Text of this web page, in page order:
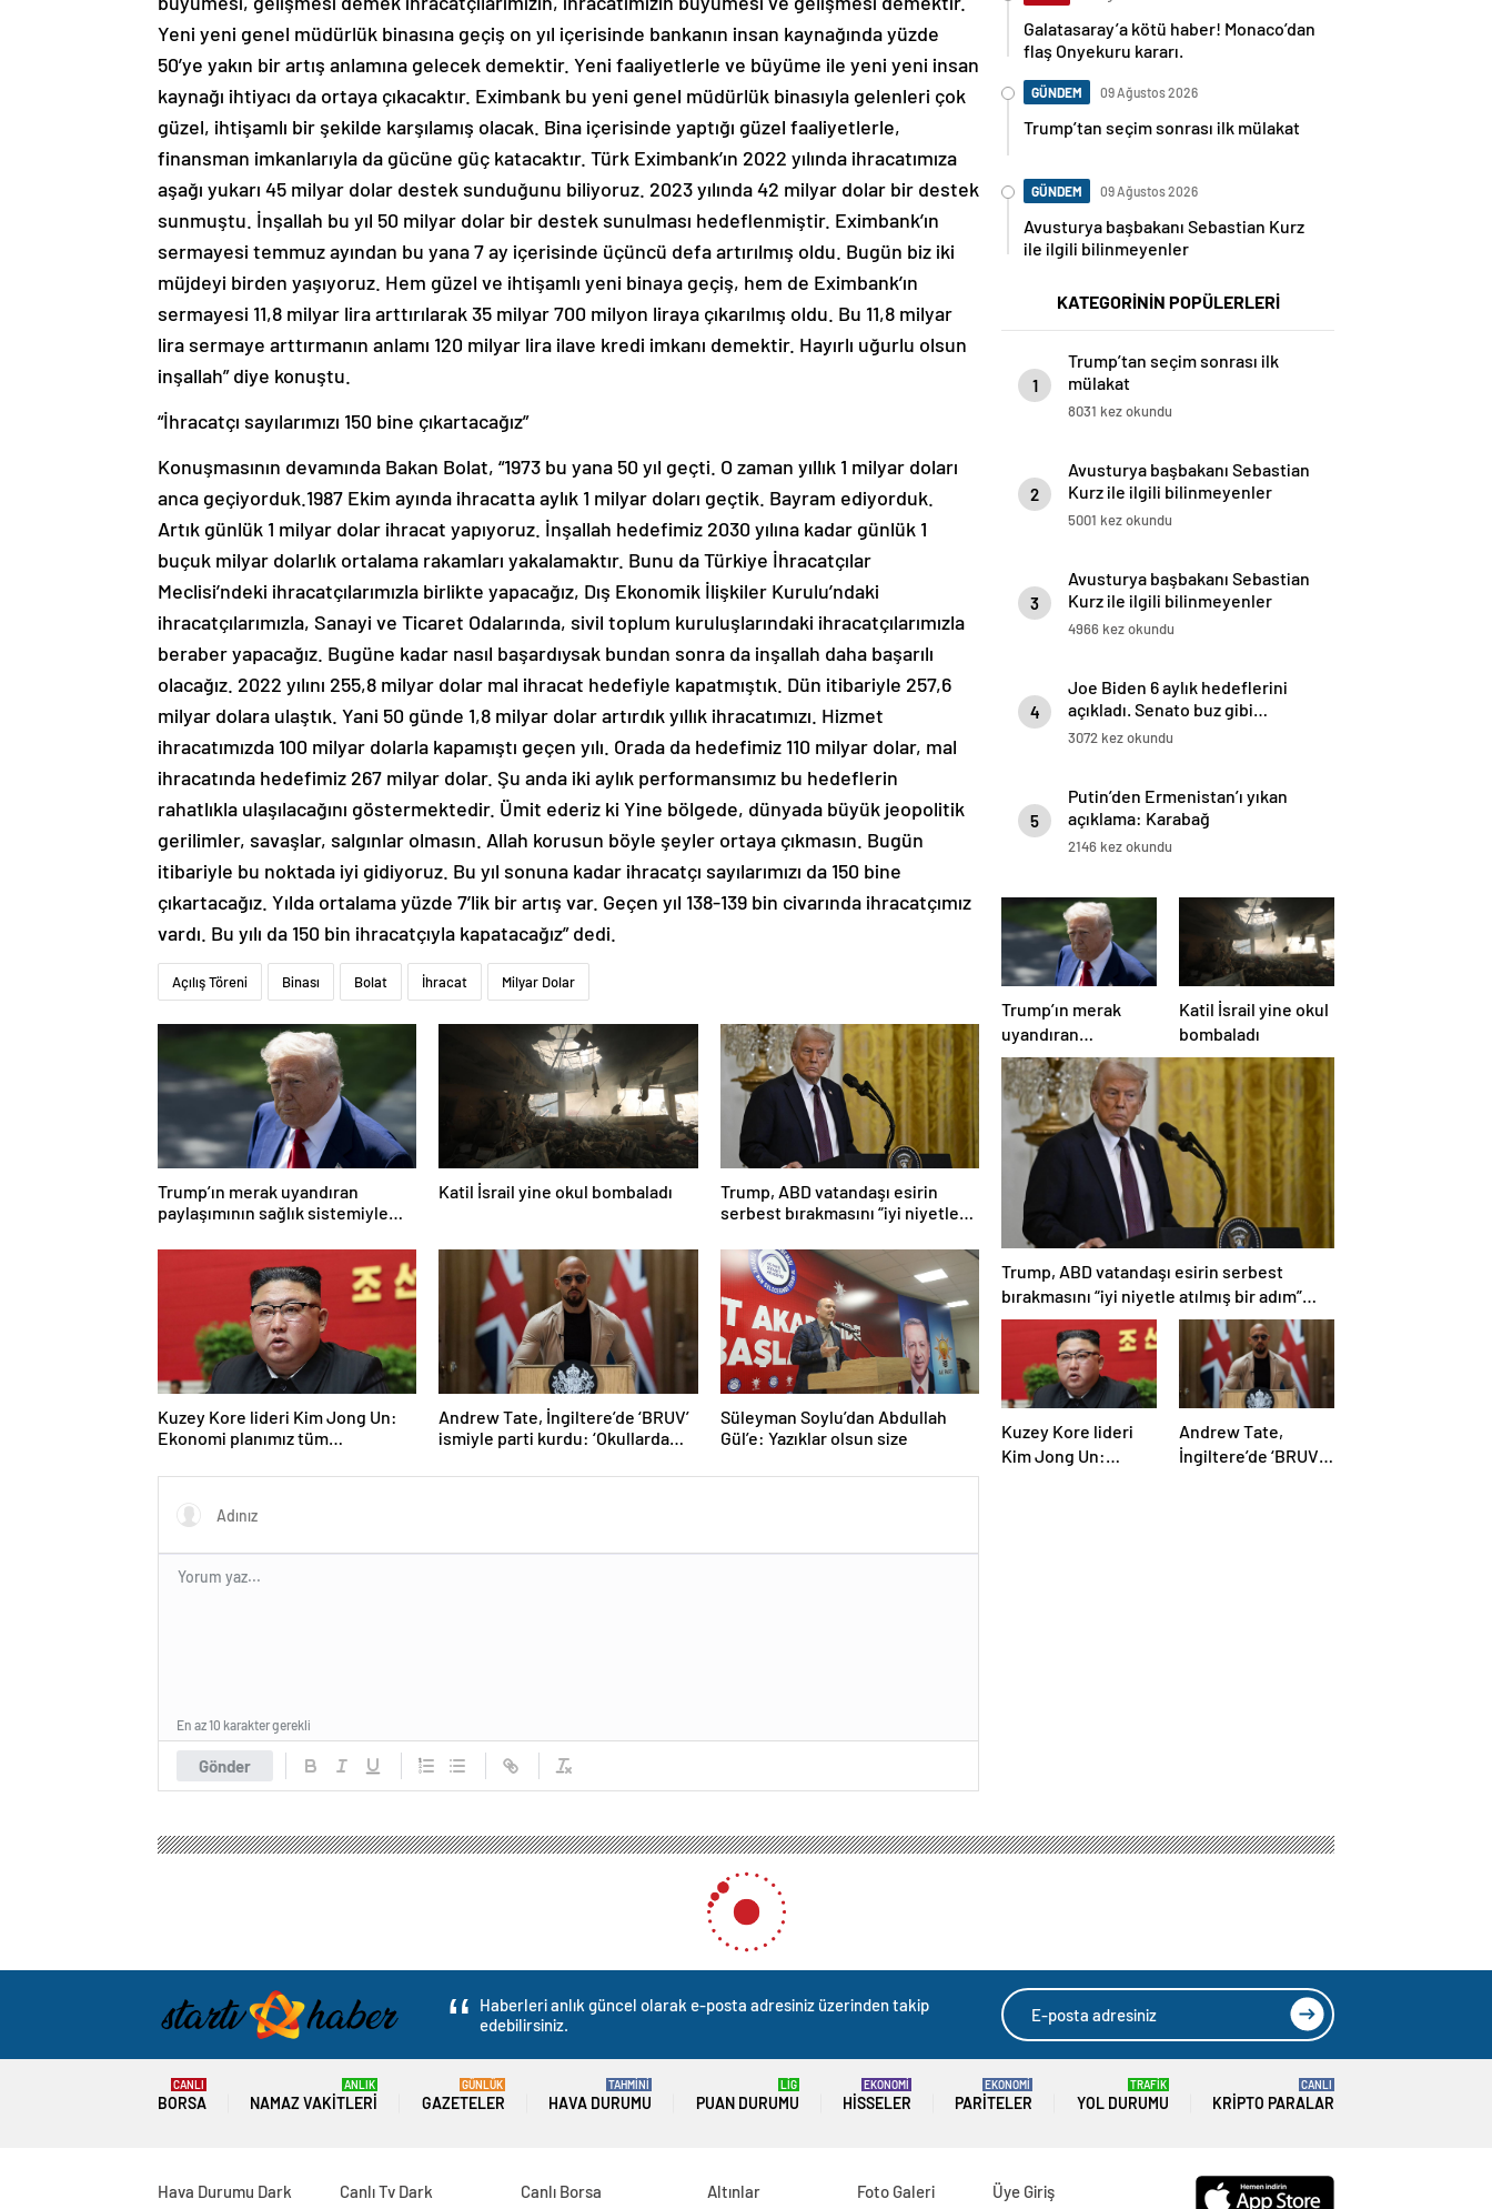
Yeni yeni genel müdürlük binasına geçiş on yıl içerisinde bankanın insan kaynağında yüzde
50’ye yakın bir artış anlamına gelecek demektir. Yeni faaliyetlerle ve büyüme ile yeni yeni insan
kaynağı ihtiyacı da ortaya çıkacaktır. Eximbank bu yeni genel müdürlük binasıyla gelenleri çok
güzel, ihtişamlı bir şekilde karşılamış olacak. Bina içerisinde yaptığı güzel faaliyetlerle,
finansman imkanlarıyla da gücüne güç katacaktır. Türk Eximbank’ın 2022 yılında ihracatımıza
aşağı yukarı 45 milyar dolar destek sunduğunu biliyoruz. 2023 yılında 42 milyar dolar bir destek
sunmuştu. İnşallah bu yıl 50 milyar dolar bir destek sunulması hedeflenmiştir. Eximbank’ın
sermayesi temmuz ayından bu yana 7 ay içerisinde üçüncü defa artırılmış oldu. Bugün biz iki
müjdeyi birden yaşıyoruz. Hem güzel ve ihtişamlı yeni binaya geçiş, hem de Eximbank’ın
sermayesi 11,8 milyar lira arttırılarak 35 milyar 700 milyon liraya çıkarılmış oldu. Bu 11,8 milyar
lira sermaye arttırmanın anlamı 120 milyar lira ilave kredi imkanı demektir. Hayırlı uğurlu olsun
inşallah” diye konuştu.
“İhracatçı sayılarımızı 150 bine çıkartacağız”
Konuşmasının devamında Bakan Bolat, “1973 bu yana 50 yıl geçti. O zaman yıllık 1 milyar doları
anca geçiyorduk.1987 Ekim ayında ihracatta aylık 1 milyar doları geçtik. Bayram ediyorduk.
Artık günlük 1 milyar dolar ihracat yapıyoruz. İnşallah hedefimiz 2030 yılına kadar günlük 1
buçuk milyar dolarlık ortalama rakamları yakalamaktır. Bunu da Türkiye İhracatçılar
Meclisi’ndeki ihracatçılarımızla birlikte yapacağız, Dış Ekonomik İlişkiler Kurulu’ndaki
ihracatçılarımızla, Sanayi ve Ticaret Odalarında, sivil toplum kuruluşlarındaki ihracatçılarımızla
beraber yapacağız. Bugüne kadar nasıl başardıysak bundan sonra da inşallah daha başarılı
olacağız. 2022 yılını 255,8 milyar dolar mal ihracat hedefiyle kapatmıştık. Dün itibariyle 257,6
milyar dolara ulaştık. Yani 50 günde 1,8 milyar dolar artırdık yıllık ihracatımızı. Hizmet
ihracatımızda 100 milyar dolarla kapamıştı geçen yılı. Orada da hedefimiz 110 milyar dolar, mal
ihracatında hedefimiz 267 milyar dolar. Şu anda iki aylık performansımız bu hedeflerin
rahatlıkla ulaşılacağını göstermektedir. Ümit ederiz ki Yine bölgede, dünyada büyük jeopolitik
gerilimler, savaşlar, salgınlar olmasın. Allah korusun böyle şeyler ortaya çıkmasın. Bugün
itibariyle bu noktada iyi gidiyoruz. Bu yıl sonuna kadar ihracatçı sayılarımızı da 150 bine
çıkartacağız. Yılda ortalama yüzde 7’lik bir artış var. Geçen yıl 138-139 bin civarında ihracatçımız
vardı. Bu yılı da 150 bin ihracatçıyla kapatacağız” dedi.
Açılış Töreni Binası Bolat İhracat Milyar Dolar
Trump’ın merak uyandıran
paylaşımının sağlık sistemiyle
Katil İsrail yine okul bombaladı
Trump, ABD vatandaşı esirin
serbest bırakmasını “iyi niyetle
değerlendirdi
Kuzey Kore lideri Kim Jong Un:
Ekonomi planımız tüm
Andrew Tate, İngiltere’de ‘BRUV’
ismiyle parti kurdu: ‘Okullarda
yasaklayacağız’
Süleyman Soylu’dan Abdullah
Gül’e: Yazıklar olsun size
Gönder
En az 10 karakter gerekli
Galatasaray’a kötü haber! Monaco’dan
flaş Onyekuru kararı.
GÜNDEM 09 Ağustos 2026
Trump’tan seçim sonrası ilk mülakat
GÜNDEM 09 Ağustos 2026
Avusturya başbakanı Sebastian Kurz
ile ilgili bilinmeyenler
KATEGORİNİN POPÜLERLERİ
1
Trump’tan seçim sonrası ilk
mülakat
8031 kez okundu
2
Avusturya başbakanı Sebastian
Kurz ile ilgili bilinmeyenler
5001 kez okundu
3
Avusturya başbakanı Sebastian
Kurz ile ilgili bilinmeyenler
4966 kez okundu
4
Joe Biden 6 aylık hedeflerini
açıkladı. Senato buz gibi…
3072 kez okundu
5
Putin’den Ermenistan’ı yıkan
açıklama: Karabağ
Azerbaycan’ın ayrılmaz bir
2146 kez okundu
Trump’ın merak
uyandıran
paylaşımının sağlık
sistemiyle ilgili
kararname olduğu
anlaşıldı
Katil İsrail yine okul
bombaladı
Trump, ABD vatandaşı esirin serbest
bırakmasını “iyi niyetle atılmış bir adım”
olarak değerlendirdi
Kuzey Kore lideri
Kim Jong Un:
Andrew Tate,
İngiltere’de ‘BRUV’
Haberleri anlık güncel olarak e-posta adresiniz üzerinden takip
edebilirsiniz.
BORSA
CANLI
NAMAZ VAKITLERI
ANLIK
GAZETELER
GÜNLÜK
HAVA DURUMU
TAHMİNİ
PUAN DURUMU
LİG
HISSELER
EKONOMİ
PARITELER
EKONOMİ
YOL DURUMU
TRAFİK
KRIPTO PARALAR
CANLI
Hava Durumu Dark Canlı Tv Dark Canlı Borsa Altınlar Foto Galeri Üye Giriş